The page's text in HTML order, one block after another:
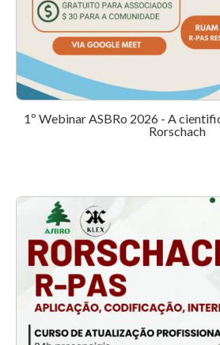
1º Webinar ASBRo 2026 - A
Rorschach